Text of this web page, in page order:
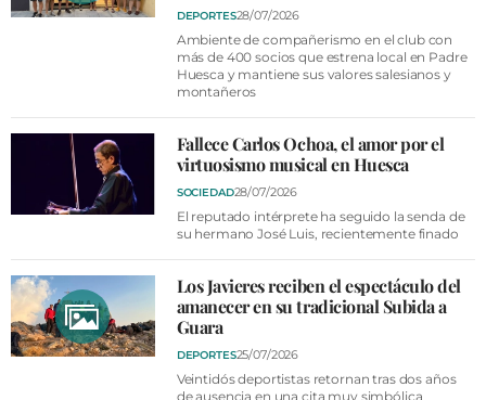
DEPORTES28/07/2026
Ambiente de compañerismo en el club con
más de 400 socios que estrena local en Padre
Huesca y mantiene sus valores salesianos y
montañeros
Fallece Carlos Ochoa, el amor por el
virtuosismo musical en Huesca
SOCIEDAD28/07/2026
El reputado intérprete ha seguido la senda de
su hermano José Luis, recientemente finado
Los Javieres reciben el espectáculo del
amanecer en su tradicional Subida a
Guara
DEPORTES25/07/2026
Veintidós deportistas retornan tras dos años
de ausencia en una cita muy simbólica